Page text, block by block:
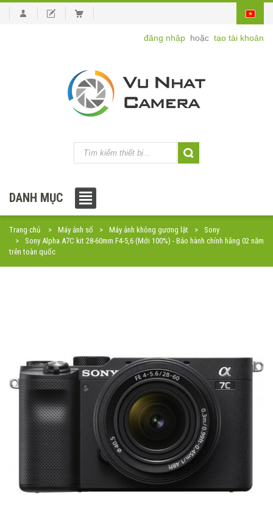
đăng nhập hoặc tạo tài khoản
DANH MỤC
Trang chủ Máy ảnh số Máy ảnh không gương lật
Sony
Sony Alpha A7C kit 28-60mm F4-5,6 (Mới 100%) - Bảo hành chính hãng 02 năm
trên toàn quốc